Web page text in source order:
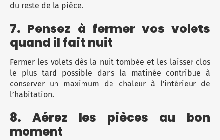
du reste de la pièce.
7. Pensez à fermer vos volets
quand il fait nuit
Fermer les volets dès la nuit tombée et les laisser clos
le plus tard possible dans la matinée contribue à
conserver un maximum de chaleur à l’intérieur de
l’habitation.
8. Aérez les pièces au bon
moment